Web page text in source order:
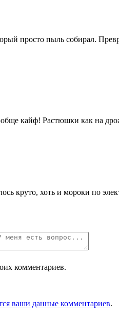
просто пыль собирал.
кайф! Растюшки как на
круто, хоть и мороки по
комментариев.
ваши данные комментариев.